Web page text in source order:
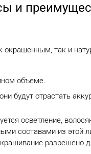
и
окрашенным, так и
объеме.
будут отрастать
осветление,
составами из